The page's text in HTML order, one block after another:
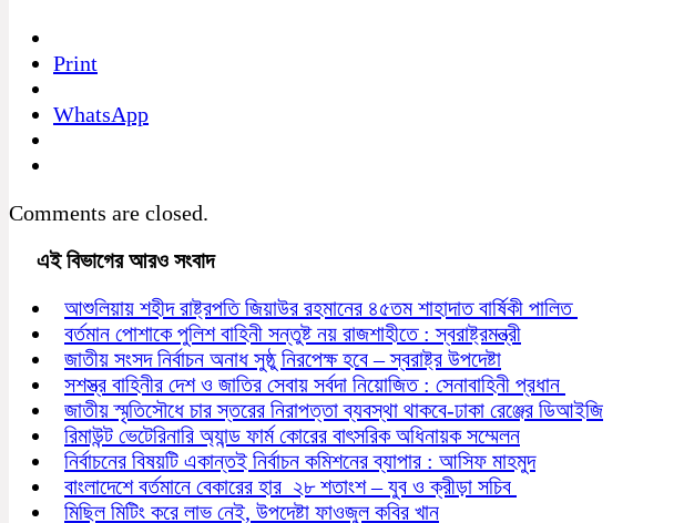
Print
WhatsApp
Comments are closed.
এই বিভাগের আরও সংবাদ
আশুলিয়ায় শহীদ রাষ্ট্রপতি জিয়াউর রহমানের ৪৫তম শাহাদাত বার্ষিকী পালিত
বর্তমান পোশাকে পুলিশ বাহিনী সন্তুষ্ট নয় রাজশাহীতে : স্বরাষ্ট্রমন্ত্রী
জাতীয় সংসদ নির্বাচন অনাধ সুষ্ঠু নিরপেক্ষ হবে – স্বরাষ্ট্র উপদেষ্টা
সশস্ত্র বাহিনীর দেশ ও জাতির সেবায় সর্বদা নিয়োজিত : সেনাবাহিনী প্রধান
জাতীয় স্মৃতিসৌধে চার স্তরের নিরাপত্তা ব্যবস্থা থাকবে-ঢাকা রেঞ্জের ডিআইজি
রিমাউন্ট ভেটেরিনারি অ্যান্ড ফার্ম কোরের বাৎসরিক অধিনায়ক সম্মেলন
নির্বাচনের বিষয়টি একান্তই নির্বাচন কমিশনের ব্যাপার : আসিফ মাহমুদ
বাংলাদেশে বর্তমানে বেকারের হার ২৮ শতাংশ – যুব ও ক্রীড়া সচিব
মিছিল মিটিং করে লাভ নেই, উপদেষ্টা ফাওজুল কবির খান